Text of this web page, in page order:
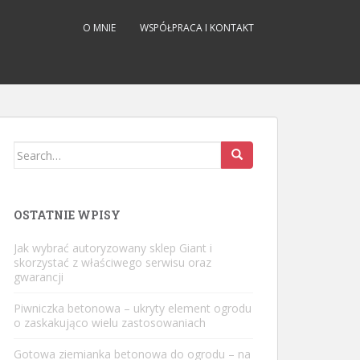
O MNIE WSPÓŁPRACA I KONTAKT
Search
OSTATNIE WPISY
Jak wybrać autoryzowany sklep Giant i
skorzystać z właściwego serwisu oraz
gwarancji
Piwniczka betonowa – ukryty element ogrodu
o zaskakująco wielu zastosowaniach
Gotowa ziemianka betonowa do ogrodu – na